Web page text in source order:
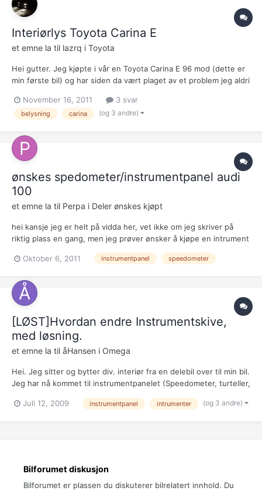
Interiørlys Toyota Carina E
et emne la til lazrq i Toyota
Hei gutter. Jeg kjøpte i vår en Toyota Carina E 96 mod (dette er
min første bil) og har siden da vært plaget av et problem jeg aldri
slår seg av helt vilkårlig og er umulig å få på igjen.. Nå i høst har
det blitt sånn at de ikke fun...
November 16, 2011 3 svar
belysning carina (og 3 andre)
ønskes spedometer/instrumentpanel audi
100
et emne la til Perpa i Deler ønskes kjøpt
hei kansje jeg er helt på vidda her, vet ikke om jeg skriver på
riktig plass en gang, men jeg prøver ønsker å kjøpe en intrument
instrumenter (bilen har cruise kontroll) min funker nemelig ikke
Oktober 6, 2011 instrumentpanel speedometer
[LØST]Hvordan endre Instrumentskive,
med løsning.
et emne la til åHansen i Omega
Hei. Jeg sitter og bytter div. interiør fra en delebil over til min bil.
Jeg har nå kommet til instrumentpanelet (Speedometer, turteller,
instrumentskive og blått lys (Såkalt "plasma" noe..). Jeg har tatt
Juli 12, 2009 instrumentpanel intrumenter (og 3 andre)
Bilforumet diskusjon
Bilforumet er plassen du diskuterer bilrelatert innhold. Du